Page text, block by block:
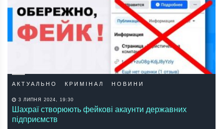
АКТУАЛЬНО КРИМІНАЛ НОВИНИ
3 ЛИПНЯ 2024, 19:30
Шахраї створюють фейкові акаунти державних
підприємств